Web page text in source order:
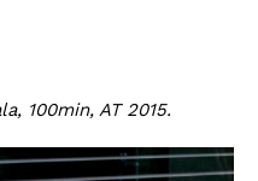
100min, AT 2015.